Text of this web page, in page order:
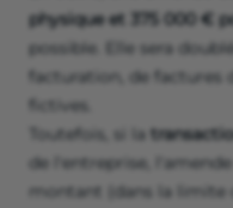
physique et 375 000 €
possible. Elle sera
facturation, de factures
fictives.
Toutefois, si la
de l'entreprise,
montant (dans la limite